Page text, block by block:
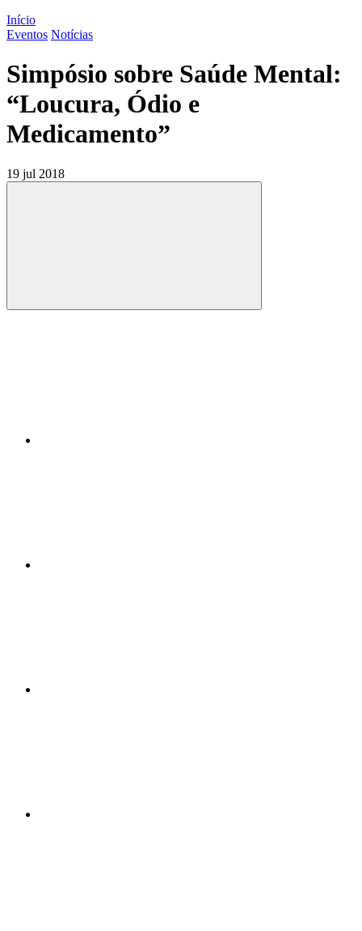
Início
Eventos Notícias
Simpósio sobre Saúde Mental:
“Loucura, Ódio e
Medicamento”
19 jul 2018
Compartilhar